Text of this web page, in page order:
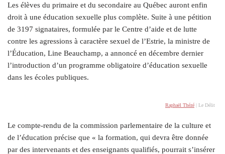
Les élèves du primaire et du secondaire au Québec auront enfin
droit à une éducation sexuelle plus complète. Suite à une pétition
de 3197 signataires, formulée par le Centre d’aide et de lutte
contre les agressions à caractère sexuel de l’Estrie, la ministre de
l’Éducation, Line Beauchamp, a annoncé en décembre dernier
l’introduction d’un programme obligatoire d’éducation sexuelle
dans les écoles publiques.
Raphaël Thézé | Le Délit
Le compte-rendu de la commission parlementaire de la culture et
de l’éducation précise que « la formation, qui devra être donnée
par des intervenants et des enseignants qualifiés, pourrait s’insérer